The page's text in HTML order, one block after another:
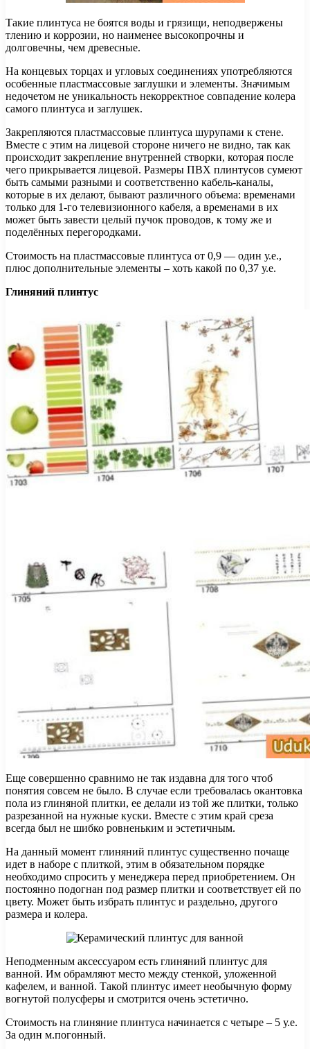
Такие плинтуса не боятся воды и грязищи, неподвержены
тлению и коррозии, но наименее высокопрочны и
долговечны, чем древесные.
На концевых торцах и угловых соединениях употребляются
особенные пластмассовые заглушки и элементы. Значимым
недочетом не уникальность некорректное совпадение колера
самого плинтуса и заглушек.
Закрепляются пластмассовые плинтуса шурупами к стене.
Вместе с этим на лицевой стороне ничего не видно, так как
происходит закрепление внутренней створки, которая после
чего прикрывается лицевой. Размеры ПВХ плинтусов сумеют
быть самыми разными и соответственно кабель-каналы,
которые в их делают, бывают различного объема: временами
только для 1-го телевизионного кабеля, а временами в их
может быть завести целый пучок проводов, к тому же и
поделённых перегородками.
Стоимость на пластмассовые плинтуса от 0,9 — один у.е.,
плюс дополнительные элементы – хоть какой по 0,37 у.е.
Глиняний плинтус
Еще совершенно сравнимо не так издавна для того чтоб
понятия совсем не было. В случае если требовалась окантовка
пола из глиняной плитки, ее делали из той же плитки, только
разрезанной на нужные куски. Вместе с этим край среза
всегда был не шибко ровненьким и эстетичным.
На данный момент глиняний плинтус существенно почаще
идет в наборе с плиткой, этим в обязательном порядке
необходимо спросить у менеджера перед приобретением. Он
постоянно подогнан под размер плитки и соответствует ей по
цвету. Может быть избрать плинтус и раздельно, другого
размера и колера.
Неподменным аксессуаром есть глиняний плинтус для
ванной. Им обрамляют место между стенкой, уложенной
кафелем, и ванной. Такой плинтус имеет необычную форму
вогнутой полусферы и смотрится очень эстетично.
Стоимость на глиняние плинтуса начинается с четыре – 5 у.е.
За один м.погонный.